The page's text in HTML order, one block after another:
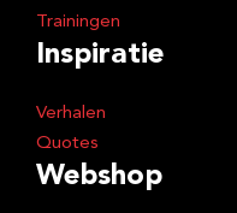
Trainingen
Inspiratie
Verhalen
Quotes
Webshop